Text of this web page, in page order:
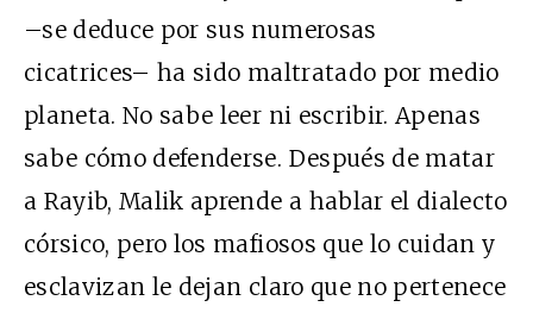
–se deduce por sus numerosas
cicatrices– ha sido maltratado por medio
planeta. No sabe leer ni escribir. Apenas
sabe cómo defenderse. Después de matar
a Rayib, Malik aprende a hablar el dialecto
córsico, pero los mafiosos que lo cuidan y
esclavizan le dejan claro que no pertenece